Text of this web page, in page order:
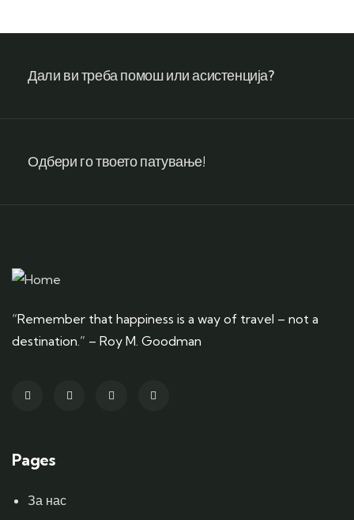
Дали ви треба помош или асистенција?
Одбери го твоето патување!
“Remember that happiness is a way of travel – not a
destination.” – Roy M. Goodman
Pages
За нас